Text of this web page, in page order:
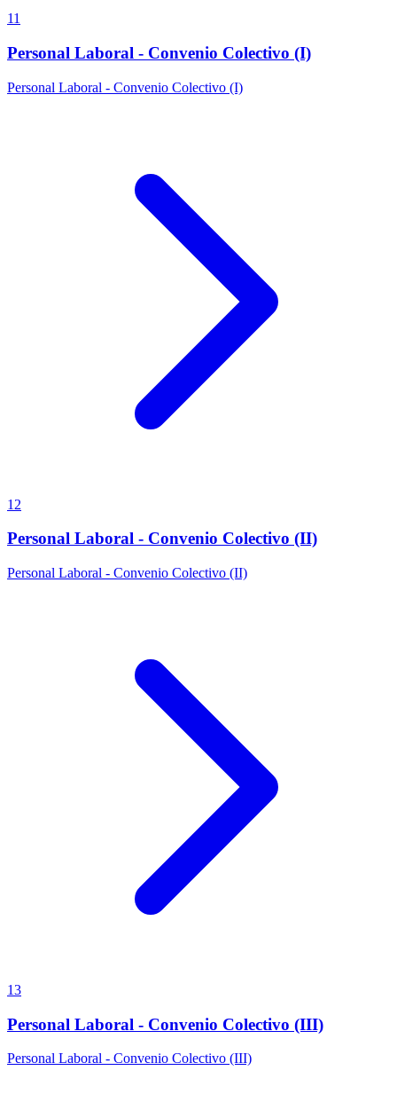
11
Personal Laboral - Convenio Colectivo (I)
Personal Laboral - Convenio Colectivo (I)
12
Personal Laboral - Convenio Colectivo (II)
Personal Laboral - Convenio Colectivo (II)
13
Personal Laboral - Convenio Colectivo (III)
Personal Laboral - Convenio Colectivo (III)